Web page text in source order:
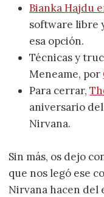
Bianka Hajdu
software libre
esa opción.
Técnicas y
Meneame, por
Para cerrar,
aniversario
Nirvana.
Sin más, os dejo
que nos legó ese
Nirvana hacen del